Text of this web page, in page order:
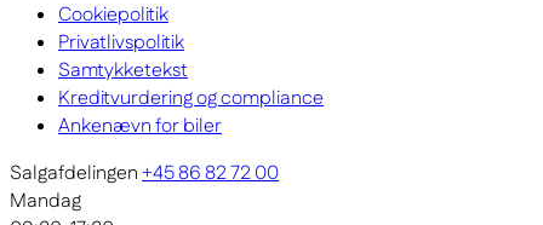
Cookiepolitik
Privatlivspolitik
Samtykketekst
Kreditvurdering og compliance
Ankenævn for biler
Salgafdelingen+45 86 82 72 00
Mandag